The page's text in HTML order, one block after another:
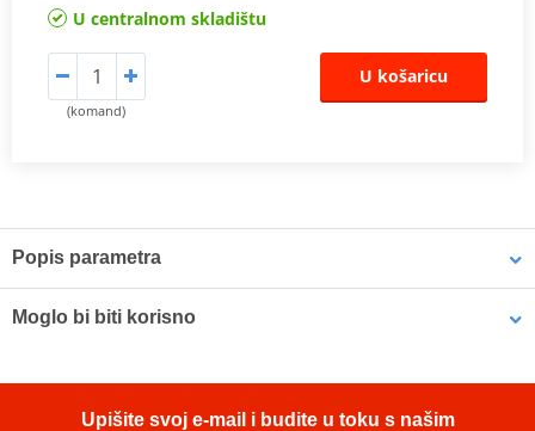
U centralnom skladištu
(komand)
U košaricu
Popis parametra
Moglo bi biti korisno
Upišite svoj e-mail i budite u toku s našim